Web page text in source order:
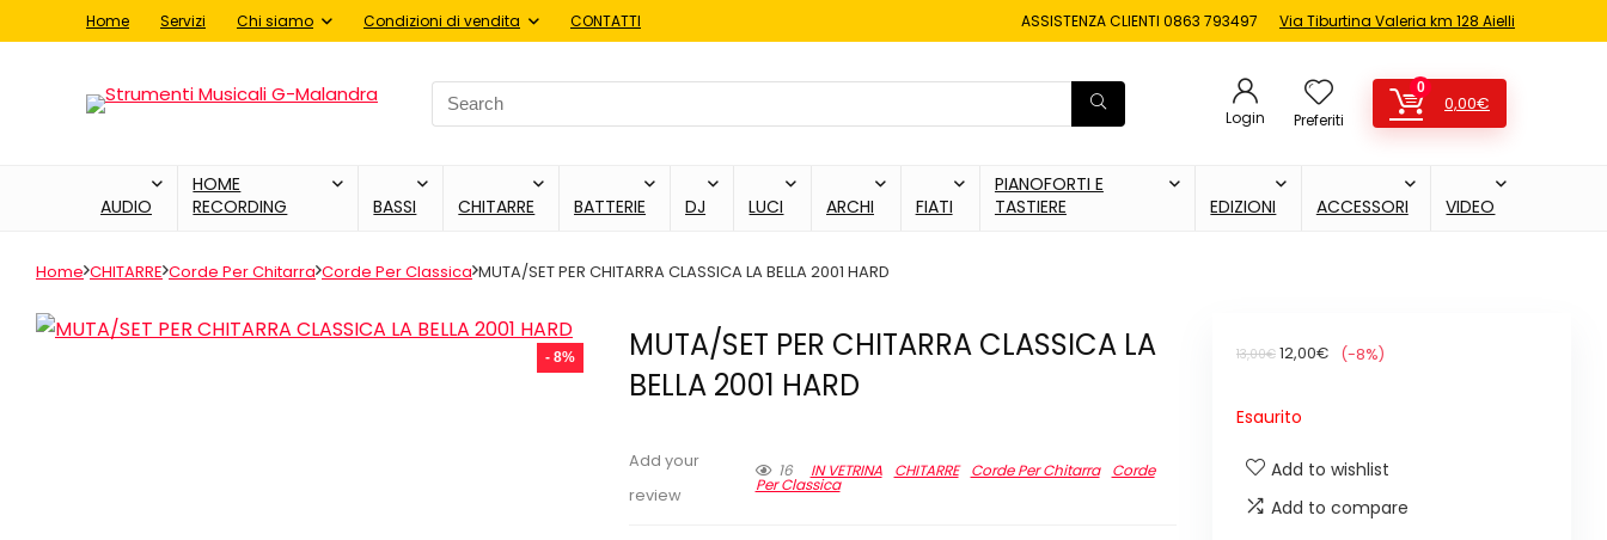
Home Servizi Chi siamo Condizioni di vendita CONTATTI ASSISTENZA CLIENTI 0863 793497 Via Tiburtina Valeria km 128 Aielli
Search
for:
Login Preferiti
0
0,00€
AUDIO
HOME
RECORDING
BASSI CHITARRE BATTERIE DJ LUCI ARCHI FIATI
PIANOFORTI E
TASTIERE
EDIZIONI ACCESSORI VIDEO
Home CHITARRE Corde Per Chitarra Corde Per Classica MUTA/SET PER CHITARRA CLASSICA LA BELLA 2001 HARD
- 8%
MUTA/SET PER CHITARRA CLASSICA LA
BELLA 2001 HARD
Add your
review
16 IN VETRINA CHITARRE Corde Per Chitarra Corde
Per Classica
13,00€ Il
originale
12,00€Il
(-8%)
Esaurito
Add to wishlist
Add to compare